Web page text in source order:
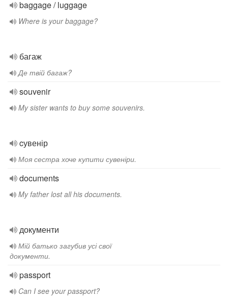
baggage / luggage
Where is your baggage?
багаж
Де твій багаж?
souvenir
My sister wants to buy some souvenirs.
cувенір
Моя сестра хоче купити сувеніри.
documents
My father lost all his documents.
документи
Мій батько загубив усі свої
документи.
passport
Can I see your passport?